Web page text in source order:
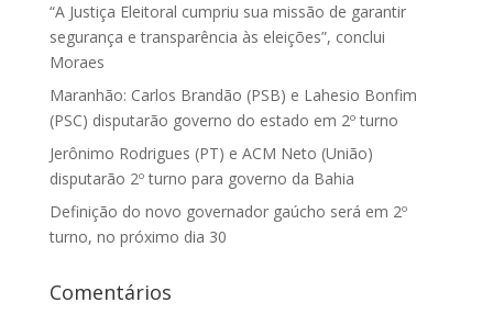
“A Justiça Eleitoral cumpriu sua missão de garantir
segurança e transparência às eleições”, conclui
Moraes
Maranhão: Carlos Brandão (PSB) e Lahesio Bonfim
(PSC) disputarão governo do estado em 2º turno
Jerônimo Rodrigues (PT) e ACM Neto (União)
disputarão 2º turno para governo da Bahia
Definição do novo governador gaúcho será em 2º
turno, no próximo dia 30
Comentários